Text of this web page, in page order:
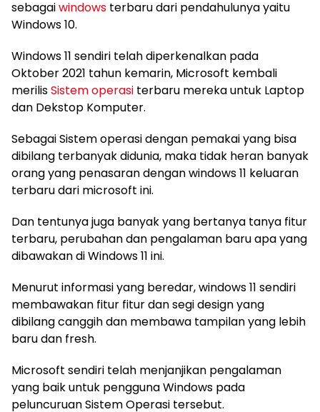
sebagaiwindows terbaru dari pendahulunya yaitu
Windows 10.
Windows 11 sendiri telah diperkenalkan pada
Oktober 2021 tahun kemarin, Microsoft kembali
merilisSistem operasi terbaru mereka untuk Laptop
dan Dekstop Komputer.
Sebagai Sistem operasi dengan pemakai yang bisa
dibilang terbanyak didunia, maka tidak heran banyak
orang yang penasaran dengan windows 11 keluaran
terbaru dari microsoft ini.
Dan tentunya juga banyak yang bertanya tanya fitur
terbaru, perubahan dan pengalaman baru apa yang
dibawakan di Windows 11 ini.
Menurut informasi yang beredar, windows 11 sendiri
membawakan fitur fitur dan segi design yang
dibilang canggih dan membawa tampilan yang lebih
baru dan fresh.
Microsoft sendiri telah menjanjikan pengalaman
yang baik untuk pengguna Windows pada
peluncuruan Sistem Operasi tersebut.